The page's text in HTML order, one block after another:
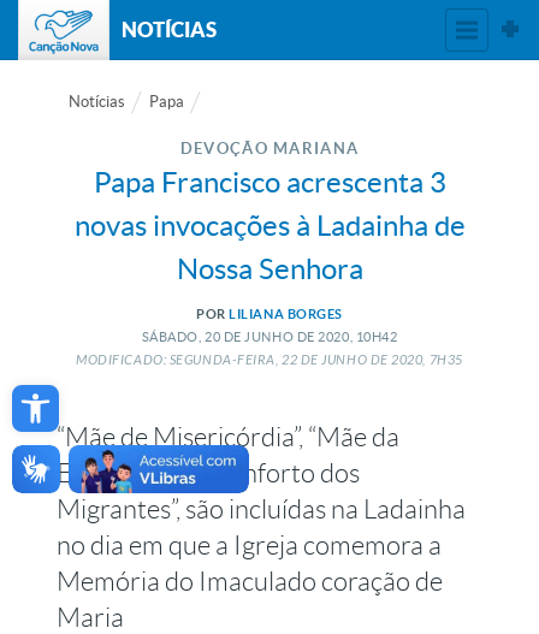
Open toolbar
NOTÍCIAS
Notícias Papa
DEVOÇÃO MARIANA
Papa Francisco acrescenta 3
novas invocações à Ladainha de
Nossa Senhora
PORLILIANA BORGES
SÁBADO, 20 DE JUNHO DE 2020, 10H42
MODIFICADO: SEGUNDA-FEIRA, 22 DEJUNHO DE2020, 7H35
“Mãe de Misericórdia”, “Mãe da
Esperança” e “Conforto dos
Migrantes”, são incluídas na Ladainha
no dia em que a Igreja comemora a
Memória do Imaculado coração de
Maria